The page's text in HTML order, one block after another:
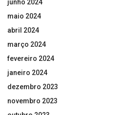
junho 2024
maio 2024
abril 2024
março 2024
fevereiro 2024
janeiro 2024
dezembro 2023
novembro 2023